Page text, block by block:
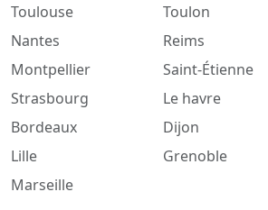
Toulouse
Nantes
Montpellier
Strasbourg
Bordeaux
Lille
Marseille
Toulon
Reims
Saint-Étienne
Le havre
Dijon
Grenoble